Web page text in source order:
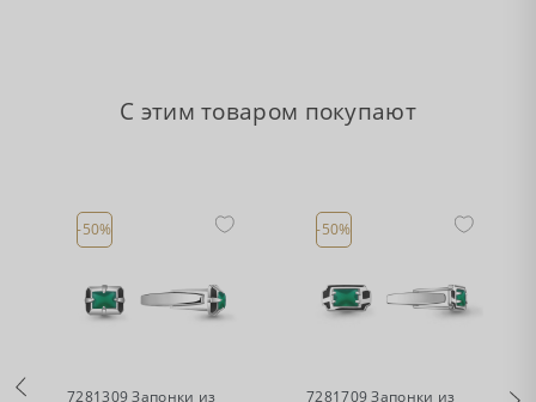
С этим товаром покупают
-50%
7281309 Запонки из
-50%
7281709 Запонки из